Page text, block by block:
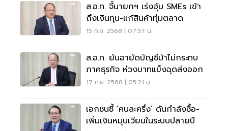
ส.อ.ท. จี้นายกฯ เร่งอุ้ม SMEs เข้า
ถึงเงินทุน-แก้สินค้าทุ่มตลาด
15 ก.ย. 2568 | 07:37 น.
ส.อ.ท. ยันอายัดบัญชีม้าไม่กระทบ
ภาคธุรกิจ ห่วงบาทแข็งฉุดส่งออก
17 ก.ย. 2568 | 05:21 น.
เอกชนชี้ ‘คนละครึ่ง’ ดันกำลังซื้อ-
เพิ่มเงินหมุนเวียนในระบบปลายปี